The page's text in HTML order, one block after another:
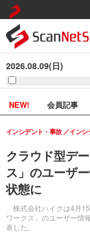
2026.08.09(日)
NEW! 会員記事
クラウド型デ
ス」のユーザ
状態に
株式会社ハイクは4月
ワークス」のユーザー情
表した。
インシデント・事故 インシ